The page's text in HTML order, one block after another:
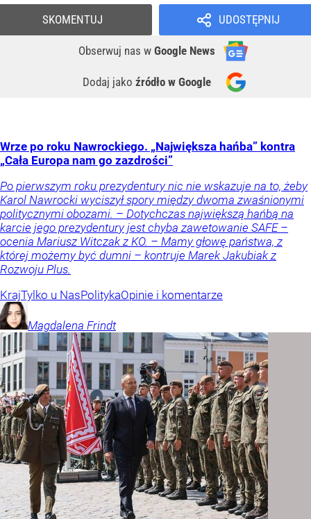
UDOSTĘPNIJ
Obserwuj nas w Google News
Dodaj jako źródło w Google
SKOMENTUJ
Wrze po roku Nawrockiego. „Największa hańba” kontra
„Cała Europa nam go zazdrości”
Po pierwszym roku prezydentury nic nie wskazuje na to, żeby
Karol Nawrocki wyciszył spory między dwoma zwaśnionymi
politycznymi obozami. – Dotychczas największą hańbą na
karcie jego prezydentury jest chyba zawetowanie SAFE –
ocenia Mariusz Witczak z KO. – Mamy głowę państwa, z
której możemy być dumni – kontruje Marek Jakubiak z
Rozwoju Plus.
KrajTylko u NasPolitykaOpinie i komentarze
Magdalena Frindt